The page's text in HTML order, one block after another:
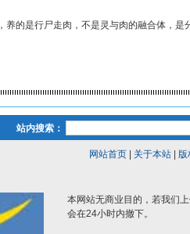
养的是行尸走肉，不是灵与肉的融合体，是
站内搜索：
网站首页| 关于本站| 版
本网站无商业目的，若我们
会在24小时内撤下。